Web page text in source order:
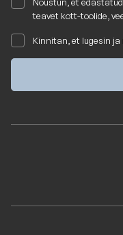
Nõustun, et
teavet kott-toolide,
Kinnitan, et lugesin ja